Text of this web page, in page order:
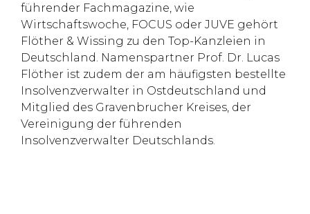
führender Fachmagazine, wie
Wirtschaftswoche, FOCUS oder JUVE gehört
Flöther & Wissing zu den Top-Kanzleien in
Deutschland. Namenspartner Prof. Dr. Lucas
Flöther ist zudem der am häufigsten bestellte
Insolvenzverwalter in Ostdeutschland und
Mitglied des Gravenbrucher Kreises, der
Vereinigung der führenden
Insolvenzverwalter Deutschlands.